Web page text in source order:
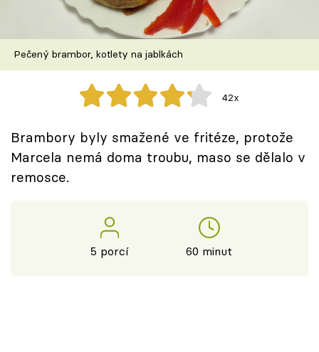
Škola vaření
Recepty z TV
Speciál: Cuketa
Sledujte prima+
Pečený brambor, kotlety na jablkách
42x
Brambory byly smažené ve fritéze, protože
Marcela nemá doma troubu, maso se dělalo v
remosce.
5 porcí 60 minut